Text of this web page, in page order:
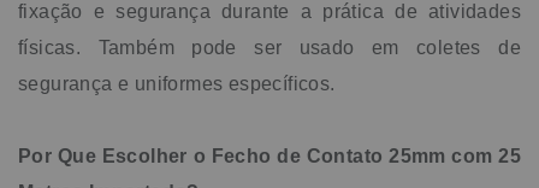
fixação e segurança durante a prática de atividades
físicas. Também pode ser usado em coletes de
segurança e uniformes específicos.
Por Que Escolher o Fecho de Contato 25mm com 25